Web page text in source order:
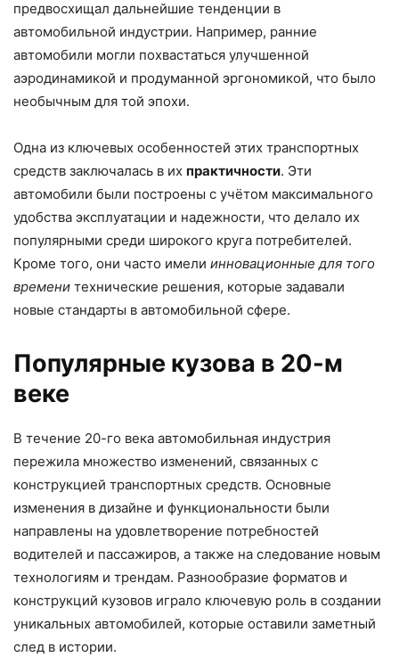
предвосхищал дальнейшие тенденции в
автомобильной индустрии. Например, ранние
автомобили могли похвастаться улучшенной
аэродинамикой и продуманной эргономикой, что было
необычным для той эпохи.
Одна из ключевых особенностей этих транспортных
средств заключалась в их практичности. Эти
автомобили были построены с учётом максимального
удобства эксплуатации и надежности, что делало их
популярными среди широкого круга потребителей.
Кроме того, они часто имели инновационные для того
времени технические решения, которые задавали
новые стандарты в автомобильной сфере.
Популярные кузова в 20-м
веке
В течение 20-го века автомобильная индустрия
пережила множество изменений, связанных с
конструкцией транспортных средств. Основные
изменения в дизайне и функциональности были
направлены на удовлетворение потребностей
водителей и пассажиров, а также на следование новым
технологиям и трендам. Разнообразие форматов и
конструкций кузовов играло ключевую роль в создании
уникальных автомобилей, которые оставили заметный
след в истории.